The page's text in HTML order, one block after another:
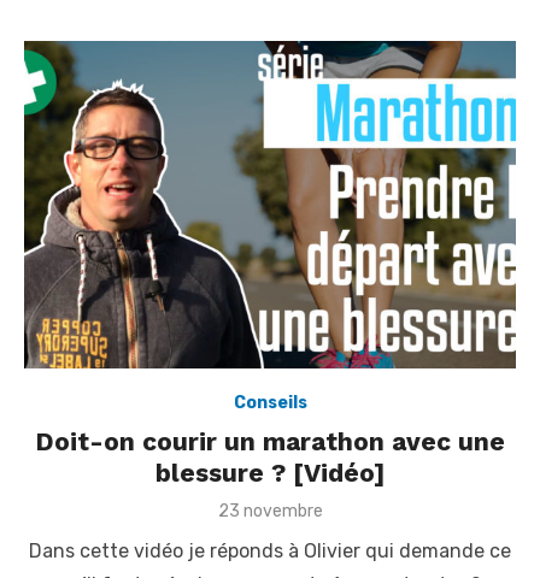
Conseils
Doit-on courir un marathon avec une
blessure ? [Vidéo]
P
s
23 novembre
Dans cette vidéo je réponds à Olivier qui demande ce